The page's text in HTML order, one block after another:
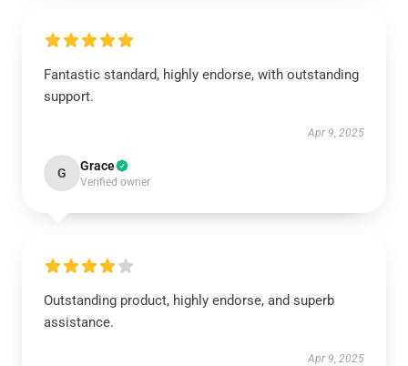
Fantastic standard, highly endorse, with outstanding
support.
Apr 9, 2025
G Grace
Verified owner
Outstanding product, highly endorse, and superb
assistance.
Apr 9, 2025